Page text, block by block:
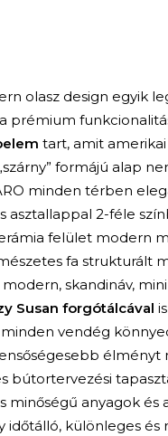
olasz design egyik
prémium
tart, amit
formájú alap
minden térben
2-féle
felület modern
fa strukturált
modern, skandináv,
Susan forgótálcával
vendég
élményt
bútortervezési
minőségű anyagok
időtálló, különleges